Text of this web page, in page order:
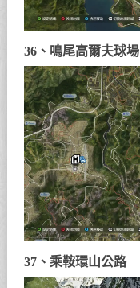
36、鳴尾高爾夫球場
37、乘鞍環山公路